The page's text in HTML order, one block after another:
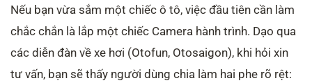
Nếu bạn vừa sắm một chiếc ô tô, việc đầu tiên cần làm
chắc chắn là lắp một chiếc Camera hành trình. Dạo qua
các diễn đàn về xe hơi (Otofun, Otosaigon), khi hỏi xin
tư vấn, bạn sẽ thấy người dùng chia làm hai phe rõ rệt: